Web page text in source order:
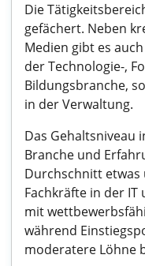
Die
gefächert. Neben
Medien gibt es
der Technologie-,
Bildungsbranche,
in der Verwaltung.
Das Gehaltsniveau
Branche und
Durchschnitt etwas
Fachkräfte in der
mit
während
moderatere Löhne